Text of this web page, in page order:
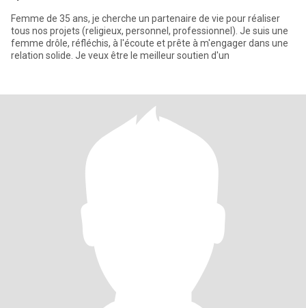
Femme de 35 ans, je cherche un partenaire de vie pour réaliser
tous nos projets (religieux, personnel, professionnel). Je suis une
femme drôle, réfléchis, à l'écoute et prête à m'engager dans une
relation solide. Je veux être le meilleur soutien d'un